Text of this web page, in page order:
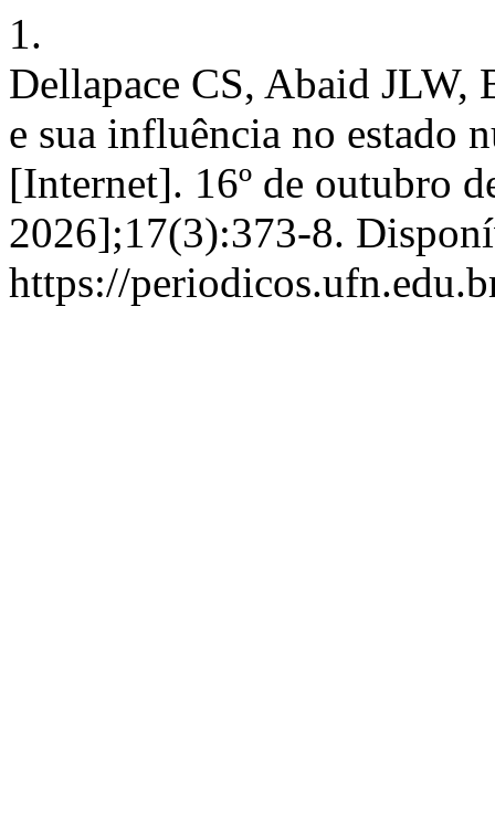
1.
Dellapace CS, Abaid JLW,
e sua influência no estado
[Internet]. 16º de outubro
2026];17(3):373-8.
https://